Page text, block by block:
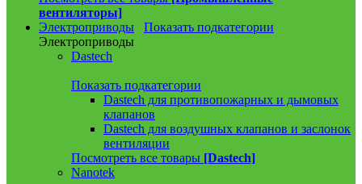
вентиляторы]
Электроприводы
Показать подкатегории
Электроприводы
Dastech
Показать подкатегории
Dastech для противопожарных и дымовых
клапанов
Dastech для воздушных клапанов и заслонок
вентиляции
Посмотреть все товары [Dastech]
Nanotek